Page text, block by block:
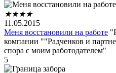
★★★★
11.05.2015
Меня восстановили на работе
компании ""Радченков и
спора с моим работодателем"
5